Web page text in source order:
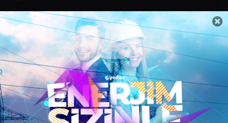
Sertifika Programları
Yetenek Testleri
İşveren